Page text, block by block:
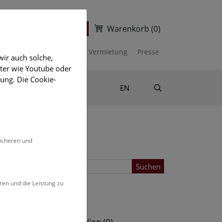
Warenkorb (0)
Vermietung Presse
EN
Suchen
auch solche,
wie Youtube oder
Die Cookie-
und
und die Leistung zu